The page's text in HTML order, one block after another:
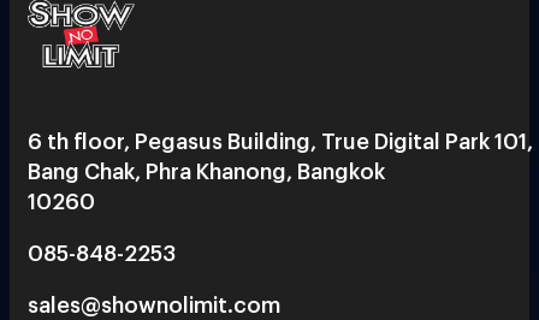
6 th floor, Pegasus Building, True Digital Park 101,
Bang Chak, Phra Khanong, Bangkok
10260
085-848-2253
sales@shownolimit.com